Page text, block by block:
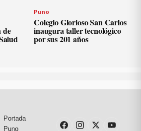
de
Puno
Colegio Glorioso San Carlos
inaugura taller tecnológico
por sus 201 años
Portada
Puno